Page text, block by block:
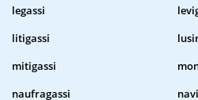
legassi
litigassi
mitigassi
naufragassi